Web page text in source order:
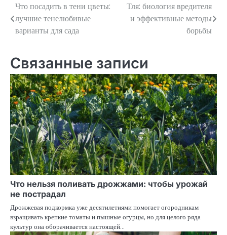
Навигация
по
Что посадить в тени цветы:
лучшие тенелюбивые
варианты для сада
Тля: биология вредителя
и эффективные методы
борьбы
Связанные записи
Что нельзя поливать дрожжами: чтобы урожай
не пострадал
Дрожжевая подкормка уже десятилетиями помогает огородникам
взращивать крепкие томаты и пышные огурцы, но для целого ряда
культур она оборачивается настоящей…